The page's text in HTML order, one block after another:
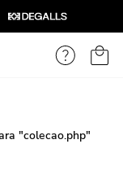
"colecao.php"